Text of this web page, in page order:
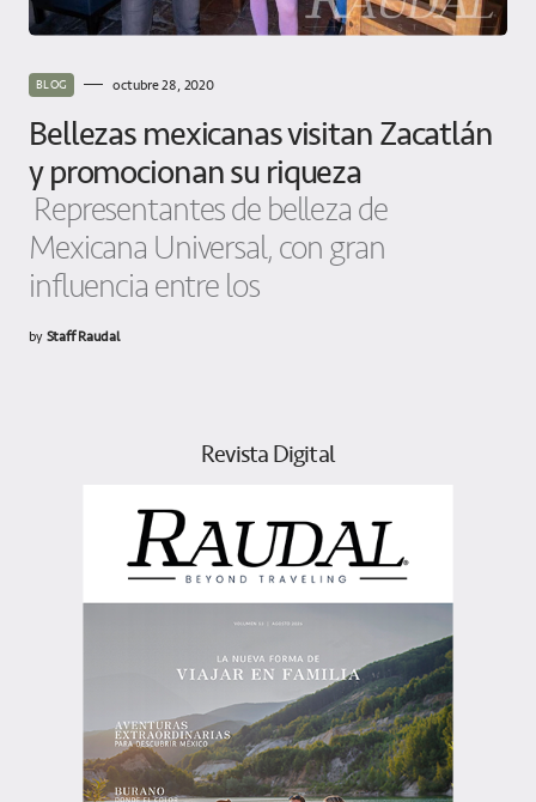
BLOG octubre 28, 2020
Bellezas mexicanas visitan Zacatlán
y promocionan su riqueza
Representantes de belleza de
Mexicana Universal, con gran
influencia entre los
byStaff Raudal
Revista Digital